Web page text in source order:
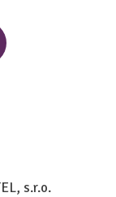
s.r.o.